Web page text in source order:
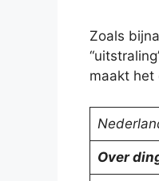
Zoals
maakt het
Over